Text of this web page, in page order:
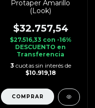
Protaper Amarillo
(Look)
$32.757,54
$27.516,33 con -16%
DESCUENTO en
Transferencia
3 cuotas sin interés de
$10.919,18